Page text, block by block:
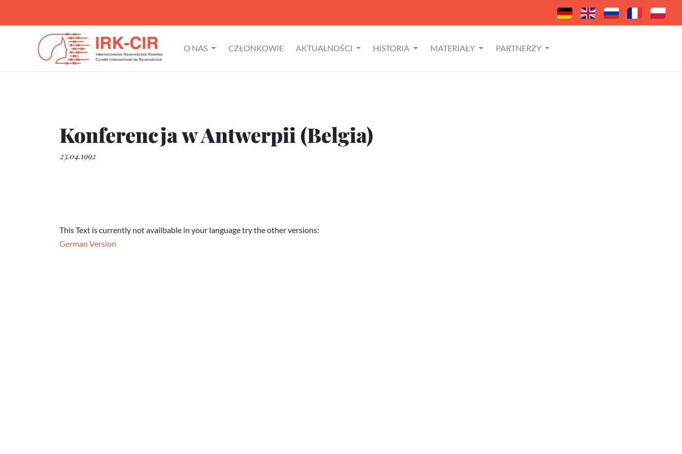
O NAS CZŁONKOWIE AKTUALNOŚCI HISTORIA MATERIAŁY PARTNERZY
Konferencja w Antwerpii (Belgia)
23.04.1992
This Text is currently not availbable in your language try the other versions:
German Version